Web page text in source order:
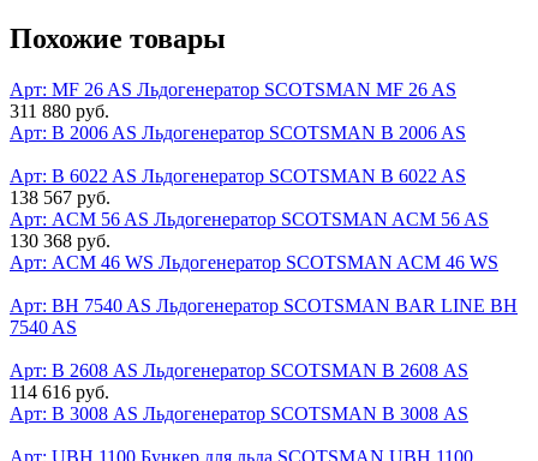
Похожие товары
Арт: MF 26 AS Льдогенератор SCOTSMAN MF 26 AS
311 880 руб.
Арт: B 2006 AS Льдогенератор SCOTSMAN B 2006 AS
Арт: B 6022 AS Льдогенератор SCOTSMAN B 6022 AS
138 567 руб.
Арт: ACM 56 AS Льдогенератор SCOTSMAN ACM 56 AS
130 368 руб.
Арт: ACM 46 WS Льдогенератор SCOTSMAN ACM 46 WS
Арт: BH 7540 AS Льдогенератор SCOTSMAN BAR LINE BH
7540 AS
Арт: B 2608 АS Льдогенератор SCOTSMAN B 2608 АS
114 616 руб.
Арт: B 3008 АS Льдогенератор SCOTSMAN B 3008 АS